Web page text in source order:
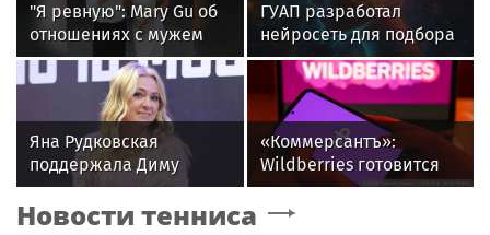
"Я ревную": Mary Gu об
отношениях с мужем
ГУАП разработал
нейросеть для подбора
обуви по фото стопы
Яна Рудковская
поддержала Диму
Билана после скандала
с высокой сценой
«Коммерсантъ»:
Wildberries готовится
запустить собственный
мессенджер
Новости тенниса